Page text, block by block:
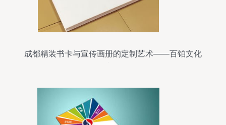
成都精装书卡与宣传画册的定制艺术——百铂文化